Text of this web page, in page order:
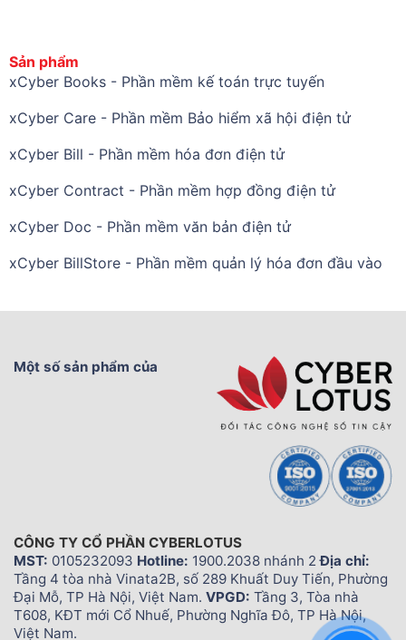
Sản phẩm
xCyber Books - Phần mềm kế toán trực tuyến
xCyber Care - Phần mềm Bảo hiểm xã hội điện tử
xCyber Bill - Phần mềm hóa đơn điện tử
xCyber Contract - Phần mềm hợp đồng điện tử
xCyber Doc - Phần mềm văn bản điện tử
xCyber BillStore - Phần mềm quản lý hóa đơn đầu vào
Một số sản phẩm của
CÔNG TY CỔ PHẦN CYBERLOTUS
MST: 0105232093 Hotline: 1900.2038 nhánh 2Địa chỉ:
Tầng 4 tòa nhà Vinata2B, số 289 Khuất Duy Tiến, Phường
Đại Mỗ, TP Hà Nội, Việt Nam. VPGD: Tầng 3, Tòa nhà
T608, KĐT mới Cổ Nhuế, Phường Nghĩa Đô, TP Hà Nội,
Việt Nam.